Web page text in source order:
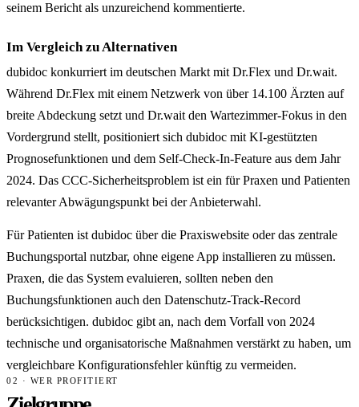
seinem Bericht als unzureichend kommentierte.
Im Vergleich zu Alternativen
dubidoc konkurriert im deutschen Markt mit Dr.Flex und Dr.wait.
Während Dr.Flex mit einem Netzwerk von über 14.100 Ärzten auf
breite Abdeckung setzt und Dr.wait den Wartezimmer-Fokus in den
Vordergrund stellt, positioniert sich dubidoc mit KI-gestützten
Prognosefunktionen und dem Self-Check-In-Feature aus dem Jahr
2024. Das CCC-Sicherheitsproblem ist ein für Praxen und Patienten
relevanter Abwägungspunkt bei der Anbieterwahl.
Für Patienten ist dubidoc über die Praxiswebsite oder das zentrale
Buchungsportal nutzbar, ohne eigene App installieren zu müssen.
Praxen, die das System evaluieren, sollten neben den
Buchungsfunktionen auch den Datenschutz-Track-Record
berücksichtigen. dubidoc gibt an, nach dem Vorfall von 2024
technische und organisatorische Maßnahmen verstärkt zu haben, um
vergleichbare Konfigurationsfehler künftig zu vermeiden.
02 · WER PROFITIERT